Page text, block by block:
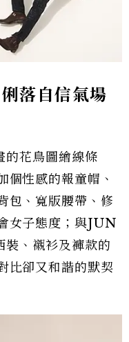
落自信氣場
花鳥圖繪線條
個性感的報童帽、
包、寬版腰帶、修
女子態度；與JUN
、襯衫及褲款的
比卻又和諧的默契